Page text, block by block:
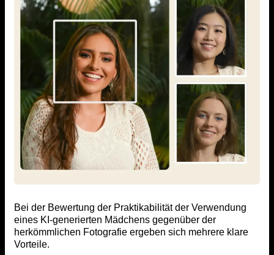
Bei der Bewertung der Praktikabilität der Verwendung
eines KI-generierten Mädchens gegenüber der
herkömmlichen Fotografie ergeben sich mehrere klare
Vorteile.